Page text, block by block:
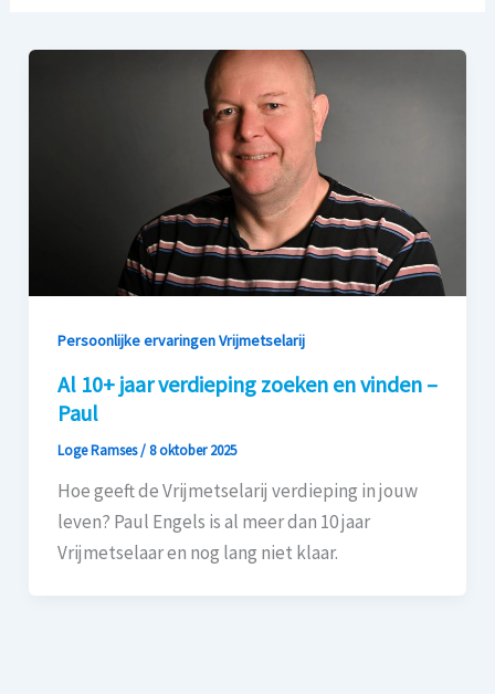
Persoonlijke ervaringen Vrijmetselarij
Al 10+ jaar verdieping zoeken en vinden –
Paul
Loge Ramses/8 oktober 2025
Hoe geeft de Vrijmetselarij verdieping in jouw
leven? Paul Engels is al meer dan 10 jaar
Vrijmetselaar en nog lang niet klaar.